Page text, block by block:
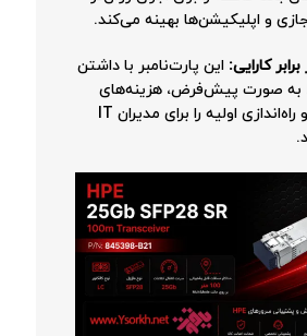
و اپلیکیشن‌ها بهینه می‌کند.
کارایی: این پارت‌نامبر با داشتن
به صورت پیش‌فرض، هزینه‌های
ارتقای جانبی و راه‌اندازی اولیه را برای مدیران IT